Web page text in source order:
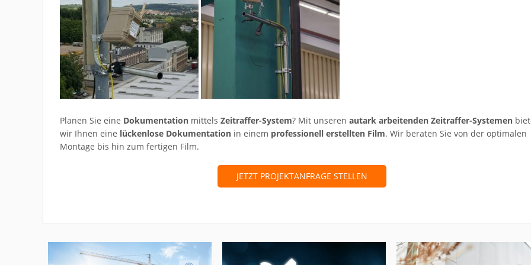
Planen Sie eine Dokumentation mittels Zeitraffer-System? Mit unserenautark arbeitenden Zeitraffer-Systemen
wir Ihnen eine lückenlose Dokumentation in einem professionell erstellten Film. Wir beraten Sie von der optimalen
Montage bis hin zum fertigen Film.
JETZT PROJEKTANFRAGE STELLEN